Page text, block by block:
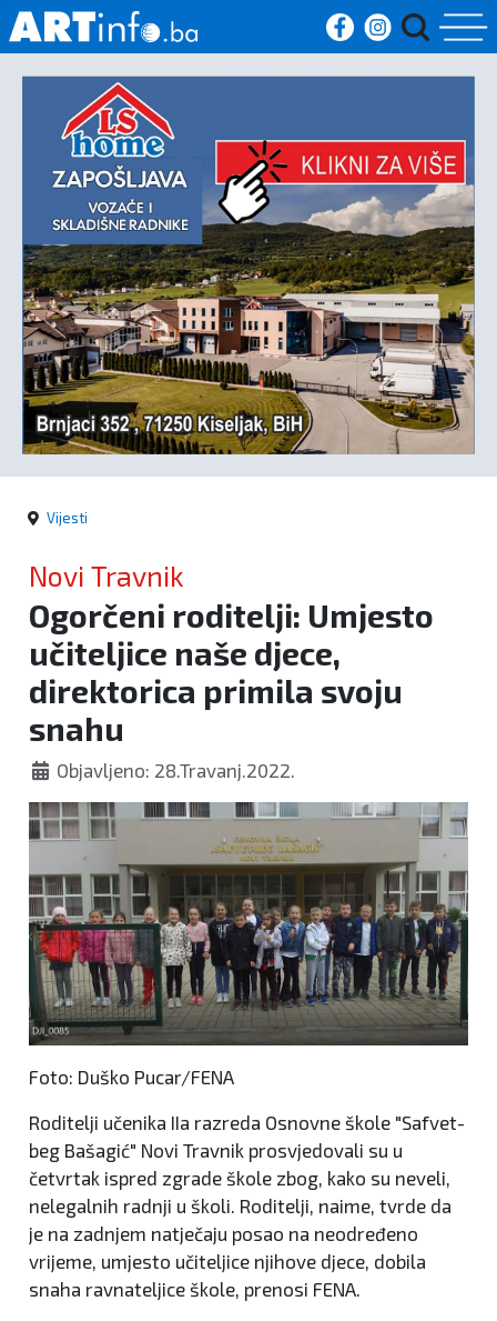
Početna
Vijesti
Sport
Kultura
Crna
kronika
Politika
Vijesti
Novi Travnik
Ogorčeni roditelji: Umjesto
učiteljice naše djece,
direktorica primila svoju
snahu
Objavljeno: 28.Travanj.2022.
Foto: Duško Pucar/FENA
Roditelji učenika IIa razreda Osnovne škole "Safvet-
beg Bašagić" Novi Travnik prosvjedovali su u
četvrtak ispred zgrade škole zbog, kako su neveli,
nelegalnih radnji u školi. Roditelji, naime, tvrde da
je na zadnjem natječaju posao na neodređeno
vrijeme, umjesto učiteljice njihove djece, dobila
snaha ravnateljice škole, prenosi FENA.